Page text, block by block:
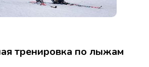
тренировка по лыжам